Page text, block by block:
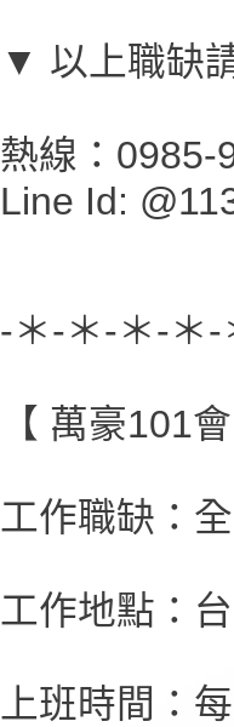
▼ 以上職缺
熱線：0985-
Line Id:
-＊-＊-＊-＊
【 萬豪101
工作職缺：
工作地點：
上班時間：